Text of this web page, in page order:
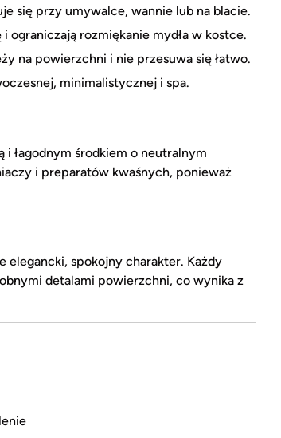
się przy umywalce, wannie lub na blacie.
ograniczają rozmiękanie mydła w kostce.
na powierzchni i nie przesuwa się łatwo.
minimalistycznej i spa.
łagodnym środkiem o neutralnym
i preparatów kwaśnych, ponieważ
elegancki, spokojny charakter. Każdy
detalami powierzchni, co wynika z